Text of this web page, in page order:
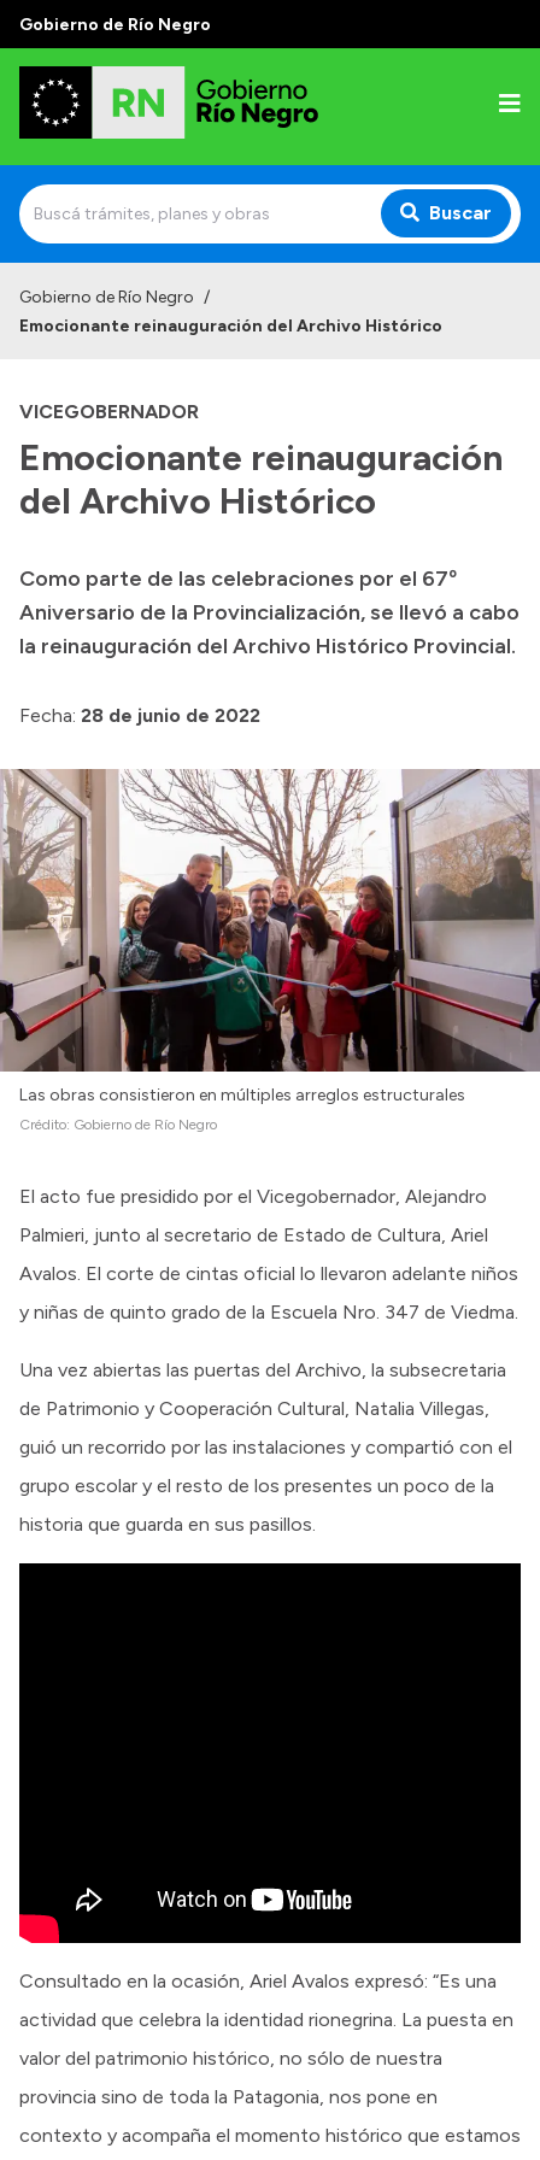
Gobierno de Río Negro
Buscar
Discursos en la Legislatura
Casa de Gobierno
Acerca de Río Negro
Invertí en Río Negro
Transparencia
Presupuesto
Boletín Oficial
Compras y licitaciones
Consulta de expedientes
Consulta de pago a proveedores
Convocatorias
Intranet
Login
Gobierno de Río Negro /
Emocionante reinauguración del Archivo Histórico
VICEGOBERNADOR
Emocionante reinauguración
del Archivo Histórico
Como parte de las celebraciones por el 67º
Aniversario de la Provincialización, se llevó a cabo
la reinauguración del Archivo Histórico Provincial.
Fecha: 28 de junio de 2022
Las obras consistieron en múltiples arreglos estructurales
Crédito: Gobierno de Río Negro
El acto fue presidido por el Vicegobernador, Alejandro
Palmieri, junto al secretario de Estado de Cultura, Ariel
Avalos. El corte de cintas oficial lo llevaron adelante niños
y niñas de quinto grado de la Escuela Nro. 347 de Viedma.
Una vez abiertas las puertas del Archivo, la subsecretaria
de Patrimonio y Cooperación Cultural, Natalia Villegas,
guió un recorrido por las instalaciones y compartió con el
grupo escolar y el resto de los presentes un poco de la
historia que guarda en sus pasillos.
Consultado en la ocasión, Ariel Avalos expresó: “Es una
actividad que celebra la identidad rionegrina. La puesta en
valor del patrimonio histórico, no sólo de nuestra
provincia sino de toda la Patagonia, nos pone en
contexto y acompaña el momento histórico que estamos